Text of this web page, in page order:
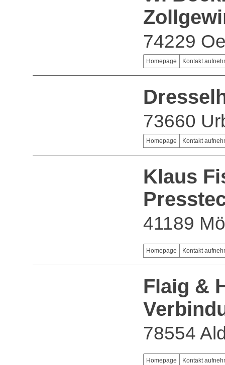
74229
Homepage Kontakt
73660
Homepage Kontakt
Klaus
41189
Homepage Kontakt
Flaig &
78554
Homepage Kontakt